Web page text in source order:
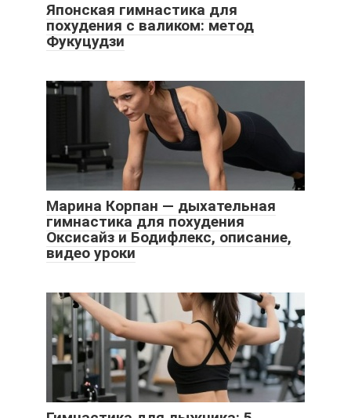
Японская гимнастика для
похудения с валиком: метод
Фукуцудзи
Марина Корпан — дыхательная
гимнастика для похудения
Оксисайз и Бодифлекс, описание,
видео уроки